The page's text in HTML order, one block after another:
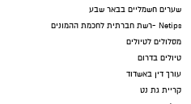
שערים חשמליים בבאר שבע
Netips -רשת חברתית לחכמת ההמונים
מסלולים לטיולים
טיולים בדרום
עורך דין באשדוד
קריית גת נט